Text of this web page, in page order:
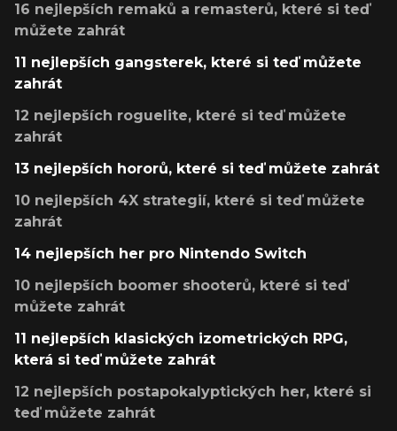
16 nejlepších remaků a remasterů, které si teď
můžete zahrát
11 nejlepších gangsterek, které si teď můžete
zahrát
12 nejlepších roguelite, které si teď můžete
zahrát
13 nejlepších hororů, které si teď můžete zahrát
10 nejlepších 4X strategií, které si teď můžete
zahrát
14 nejlepších her pro Nintendo Switch
10 nejlepších boomer shooterů, které si teď
můžete zahrát
11 nejlepších klasických izometrických RPG,
která si teď můžete zahrát
12 nejlepších postapokalyptických her, které si
teď můžete zahrát